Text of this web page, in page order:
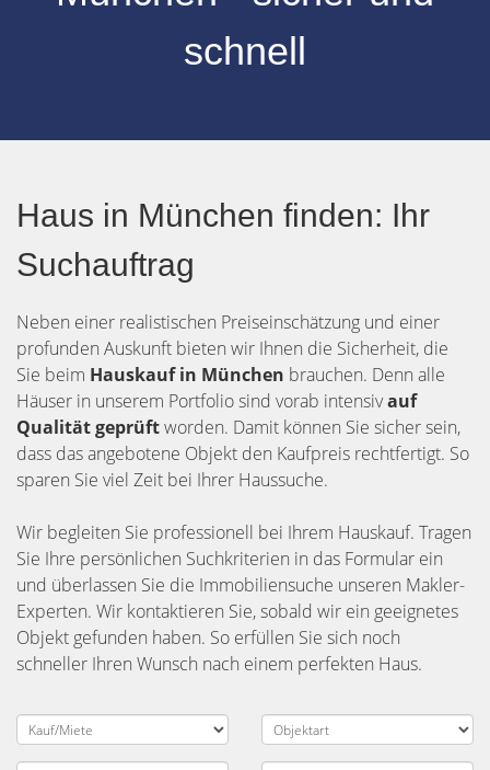
schnell
Haus in München finden: Ihr
Suchauftrag
Neben einer realistischen Preiseinschätzung und einer
profunden Auskunft bieten wir Ihnen die Sicherheit, die
Sie beim Hauskauf in München brauchen. Denn alle
Häuser in unserem Portfolio sind vorab intensivauf
Qualität geprüftworden. Damit können Sie sicher sein,
dass das angebotene Objekt den Kaufpreis rechtfertigt. So
sparen Sie viel Zeit bei Ihrer Haussuche.
Wir begleiten Sie professionell bei Ihrem Hauskauf. Tragen
Sie Ihre persönlichen Suchkriterien in das Formular ein
und überlassen Sie die Immobiliensuche unseren Makler-
Experten. Wir kontaktieren Sie, sobald wir ein geeignetes
Objekt gefunden haben. So erfüllen Sie sich noch
schneller Ihren Wunsch nach einem perfekten Haus.